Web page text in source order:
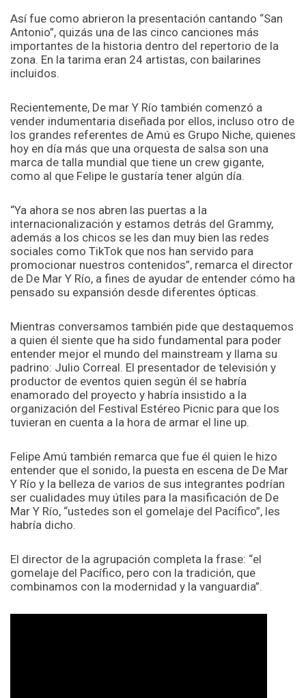
Así fue como abrieron la presentación cantando “San
Antonio”, quizás una de las cinco canciones más
importantes de la historia dentro del repertorio de la
zona. En la tarima eran 24 artistas, con bailarines
incluidos.
Recientemente, De mar Y Río también comenzó a
vender indumentaria diseñada por ellos, incluso otro de
los grandes referentes de Amú es Grupo Niche, quienes
hoy en día más que una orquesta de salsa son una
marca de talla mundial que tiene un crew gigante,
como al que Felipe le gustaría tener algún día.
“Ya ahora se nos abren las puertas a la
internacionalización y estamos detrás del Grammy,
además a los chicos se les dan muy bien las redes
sociales como TikTok que nos han servido para
promocionar nuestros contenidos”, remarca el director
de De Mar Y Río, a fines de ayudar de entender cómo ha
pensado su expansión desde diferentes ópticas.
Mientras conversamos también pide que destaquemos
a quien él siente que ha sido fundamental para poder
entender mejor el mundo del mainstream y llama su
padrino: Julio Correal. El presentador de televisión y
productor de eventos quien según él se habría
enamorado del proyecto y habría insistido a la
organización del Festival Estéreo Picnic para que los
tuvieran en cuenta a la hora de armar el line up.
Felipe Amú también remarca que fue él quien le hizo
entender que el sonido, la puesta en escena de De Mar
Y Río y la belleza de varios de sus integrantes podrían
ser cualidades muy útiles para la masificación de De
Mar Y Río, “ustedes son el gomelaje del Pacífico”, les
habría dicho.
El director de la agrupación completa la frase: “el
gomelaje del Pacífico, pero con la tradición, que
combinamos con la modernidad y la vanguardia”.